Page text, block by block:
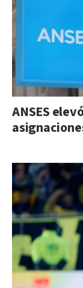
ANSES